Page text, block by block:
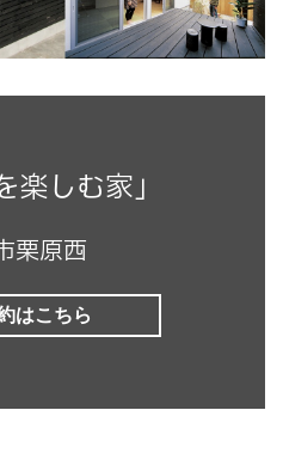
楽しむ家」
栗原西
はこちら